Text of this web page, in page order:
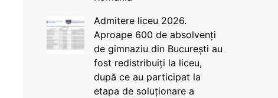
Admitere liceu 2026.
Aproape 600 de absolvenți
de gimnaziu din București au
fost redistribuiți la liceu,
după ce au participat la
etapa de soluționare a